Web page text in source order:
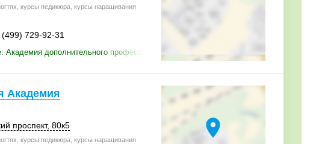
курсы педикюра, курсы наращивания
(499) 729-92-31
Академия дополнительного профессионального образования
Академия
проспект, 80к5
курсы педикюра, курсы наращивания
location_on